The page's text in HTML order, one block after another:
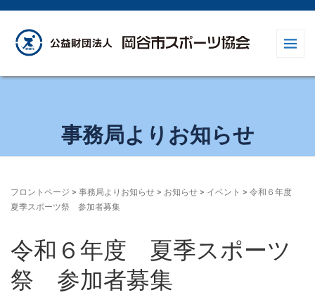
事務局よりお知らせ
フロントページ > 事務局よりお知らせ > お知らせ > イベント > 令和６年度
夏季スポーツ祭 参加者募集
令和６年度 夏季スポーツ
祭 参加者募集